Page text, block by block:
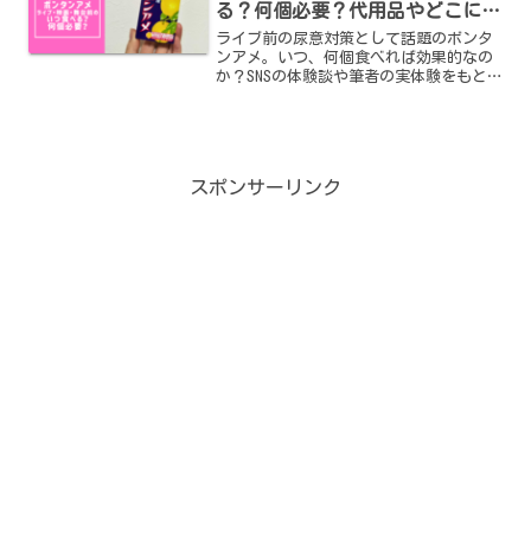
る？何個必要？代用品やどこに売
ってるかも紹介
ライブ前の尿意対策として話題のボンタ
ンアメ。いつ、何個食べれば効果的なの
か？SNSの体験談や筆者の実体験をもと
スポンサーリンク